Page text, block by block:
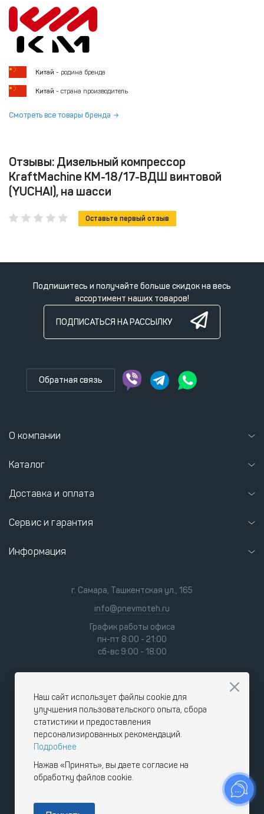
Китай - родина бренда
Китай - страна производитель
Смотреть все товары бренда
Отзывы: Дизельный компрессор
KraftMachine КМ-18/17-ВДШ винтовой
(YUCHAI), на шасси
Оставьте первый отзыв
Подпишитесь и получайте больше скидок на весь
ассортимент наших товаров!
ПОДПИСАТЬСЯ НА РАССЫЛКУ
Обратная связь
О компании
Каталог
Доставка и оплата
Сервис и гарантия
Информация
г. Самара, Ташкентская ул., 165
info@pnevmoteh.ru
График работы офиса
пн-пт 8:00 - 21:00
сб-вс 9:00 - 18:00
Наш сайт использует файлы cookie для
улучшения пользовательского опыта, сбора
статистики и предоставления
персонализированных рекомендаций.
Подробнее
Нажав «Принять», вы даете согласие на
обработку файлов cookie.